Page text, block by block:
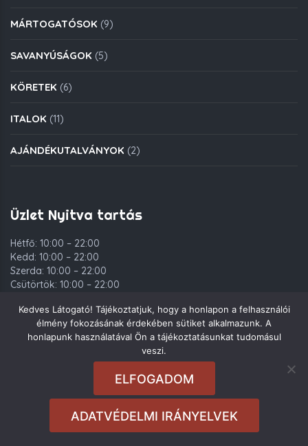
MÁRTOGATÓSOK (9)
SAVANYÚSÁGOK (5)
KÖRETEK (6)
ITALOK (11)
AJÁNDÉKUTALVÁNYOK (2)
Üzlet Nyitva tartás
Hétfő: 10:00 – 22:00
Kedd: 10:00 – 22:00
Szerda: 10:00 – 22:00
Csütörtök: 10:00 – 22:00
Szombat: 10:00 – 00:00
Vasárnap: 10:00 – 22:00
Copyright © 2021. Deli Group Kft. - Minden jog fenntartva.
Rendeléseket10:00és21:00között tudunk felvenni. Sajnos most nem
tudunk rendeléseket fogadni.
Kedves Látogató! Tájékoztatjuk, hogy a honlapon a felhasználói
élmény fokozásának érdekében sütiket alkalmazunk. A
honlapunk használatával Ön a tájékoztatásunkat tudomásul
veszi.
ELFOGADOM
ADATVÉDELMI IRÁNYELVEK